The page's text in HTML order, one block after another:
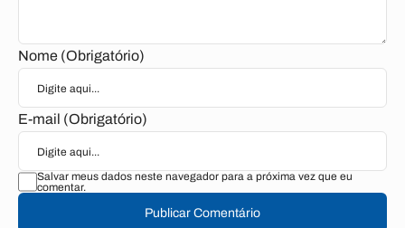
Nome (Obrigatório)
E-mail (Obrigatório)
Salvar meus dados neste navegador para a próxima vez que eu
comentar.
Publicar Comentário